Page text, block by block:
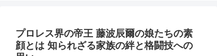
プロレス界の帝王 藤波辰爾の娘たちの素
顔とは 知られざる家族の絆と格闘技への